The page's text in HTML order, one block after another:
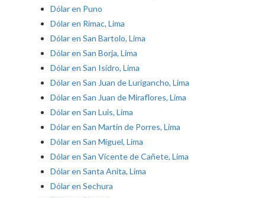
Dólar en Puno
Dólar en Rímac, Lima
Dólar en San Bartolo, Lima
Dólar en San Borja, Lima
Dólar en San Isidro, Lima
Dólar en San Juan de Lurigancho, Lima
Dólar en San Juan de Miraflores, Lima
Dólar en San Luis, Lima
Dólar en San Martín de Porres, Lima
Dólar en San Miguel, Lima
Dólar en San Vicente de Cañete, Lima
Dólar en Santa Anita, Lima
Dólar en Sechura